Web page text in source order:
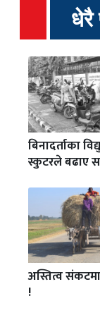
धेरै
बिनादर्ताका
स्कुटरले बढाए
अस्तित्व
!